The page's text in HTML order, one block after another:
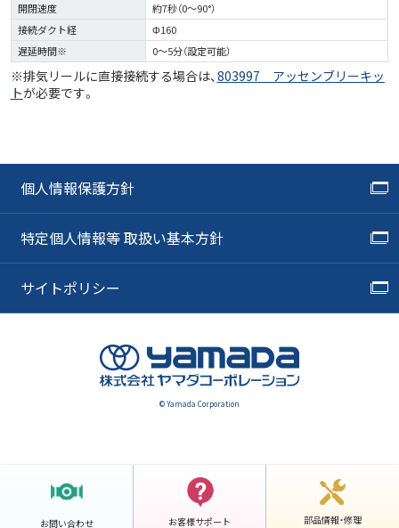
お問い合わせ お客様サポート 部品情報・修理
開閉速度
約7秒（0～90°）
接続ダクト経
Φ160
遅延時間※
0～5分（設定可能）
※排気リールに直接接続する場合は、 803997 アッセンブリーキッ
トが必要です。
個人情報保護方針
特定個人情報等 取扱い基本方針
サイトポリシー
© Yamada Corporation